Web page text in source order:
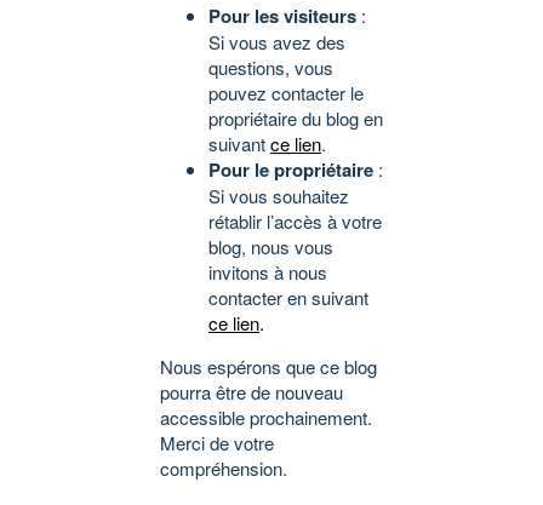
Pour les visiteurs :
Si vous avez des
questions, vous
pouvez contacter le
propriétaire du blog en
suivantce lien.
Pour le propriétaire :
Si vous souhaitez
rétablir l’accès à votre
blog, nous vous
invitons à nous
contacter en suivant
ce lien.
Nous espérons que ce blog
pourra être de nouveau
accessible prochainement.
Merci de votre
compréhension.